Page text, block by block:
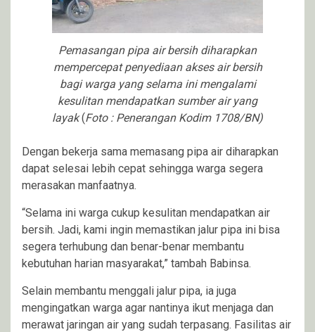
Pemasangan pipa air bersih diharapkan
mempercepat penyediaan akses air bersih
bagi warga yang selama ini mengalami
kesulitan mendapatkan sumber air yang
layak(Foto : Penerangan Kodim 1708/BN)
Dengan bekerja sama memasang pipa air diharapkan
dapat selesai lebih cepat sehingga warga segera
merasakan manfaatnya.
“Selama ini warga cukup kesulitan mendapatkan air
bersih. Jadi, kami ingin memastikan jalur pipa ini bisa
segera terhubung dan benar-benar membantu
kebutuhan harian masyarakat,” tambah Babinsa.
Selain membantu menggali jalur pipa, ia juga
mengingatkan warga agar nantinya ikut menjaga dan
merawat jaringan air yang sudah terpasang. Fasilitas air